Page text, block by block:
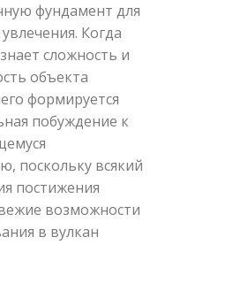
фундамент для
Когда
сложность и
объекта
формируется
побуждение к
поскольку всякий
постижения
возможности
в вулкан